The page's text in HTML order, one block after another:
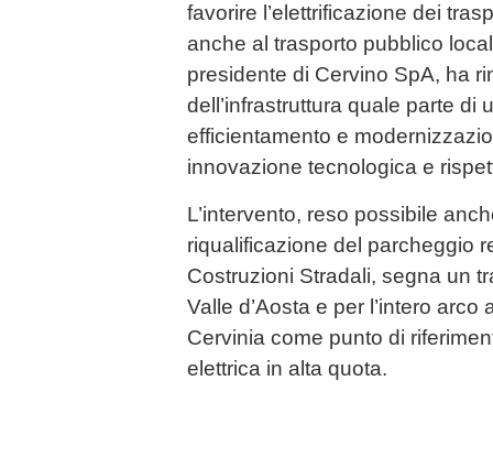
favorire l’elettrificazione dei
anche al trasporto pubblico
presidente di Cervino SpA, ha
dell’infrastruttura quale parte di
efficientamento e
innovazione tecnologica e
L’intervento, reso possibile
riqualificazione del parcheggio
Costruzioni Stradali, segna un
Valle d’Aosta e per l’intero
Cervinia come punto di
elettrica in alta quota.